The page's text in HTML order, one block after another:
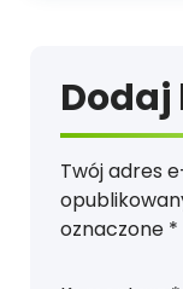
Twój adres
oznaczone *